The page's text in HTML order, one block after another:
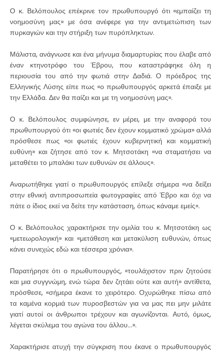
Ο κ. Βελόπουλος επέκρινε τον πρωθυπουργό ότι «εμπαίζει τη
νοημοσύνη μας» με όσα ανέφερε για την αντιμετώπιση των
πυρκαγιών και την στήριξη των πυρόπληκτων.
Μάλιστα, ανάγνωσε και ένα μήνυμα διαμαρτυρίας που έλαβε από
έναν κτηνοτρόφο του Έβρου, που καταστράφηκε όλη η
περιουσία του από την φωτιά στην Δαδιά. Ο πρόεδρος της
Ελληνικής Λύσης είπε πως «ο πρωθυπουργός αρκετά έπαιξε με
την Ελλάδα. Δεν θα παίζει και με τη νοημοσύνη μας».
Ο κ. Βελόπουλος συμφώνησε, εν μέρει, με την αναφορά του
πρωθυπουργού ότι «οι φωτιές δεν έχουν κομματικό χρώμα» αλλά
πρόσθεσε πως «οι φωτιές έχουν κυβερνητική και κομματική
ευθύνη» και ζήτησε από τον κ. Μητσοτάκη «να σταματήσει να
μεταθέτει το μπαλάκι των ευθυνών σε άλλους».
Αναρωτήθηκε γιατί ο πρωθυπουργός επίλεξε σήμερα «να δείξει
στην εθνική αντιπροσωπεία φωτογραφίες από Έβρο και όχι να
πάτε ο ίδιος εκεί να δείτε την κατάσταση, όπως κάναμε εμείς».
Ο κ. Βελόπουλος χαρακτήρισε την ομιλία του κ. Μητσοτάκη ως
«μετεωρολογική» και «μετάθεση και μετακύλιση ευθυνών, όπως
κάνει συνεχώς εδώ και τέσσερα χρόνια».
Παρατήρησε ότι ο πρωθυπουργός, «τουλάχιστον πριν ζητούσε
και μια συγγνώμη, ενώ τώρα δεν ζητάει ούτε και αυτή» αντίθετα,
πρόσθεσε, «σήμερα έκανε το χειρότερο. Οχυρώθηκε πίσω από
τα καμένα κορμιά των πυροσβεστών για να μας πει μην μιλάτε
γιατί αυτοί οι άνθρωποι τρέχουν και αγωνίζονται. Αυτό, όμως,
λέγεται σκύλεμα του αγώνα του άλλου…».
Χαρακτήρισε ατυχή την σύγκριση που έκανε ο πρωθυπουργός